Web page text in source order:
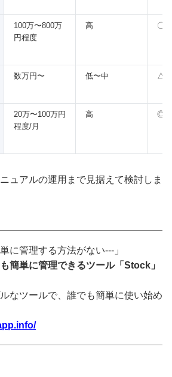
100万〜800万
円程度
高 〇
数万円〜 低〜中 △
20万〜100万円
程度/月
高 ◎
ュアルの運用まで見据えて検討しま
に管理する方法がない---」
簡単に管理できるツール「Stock」
なツールで、誰でも簡単に使い始め